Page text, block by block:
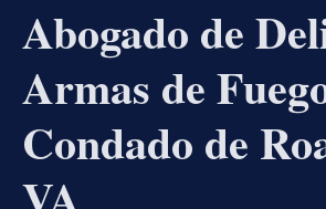
Abogado de
Armas de
Condado de